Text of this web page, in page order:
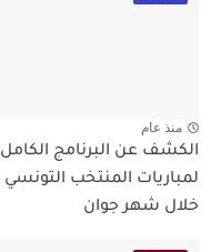
منذ عام
الكشف عن البرنامج الكامل
لمباريات المنتخب التونسي
خلال شهر جوان